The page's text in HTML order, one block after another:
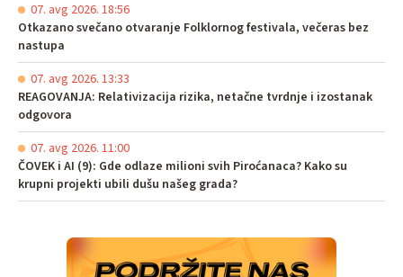
07. avg 2026. 18:56
Otkazano svečano otvaranje Folklornog festivala, večeras bez
nastupa
07. avg 2026. 13:33
REAGOVANJA: Relativizacija rizika, netačne tvrdnje i izostanak
odgovora
07. avg 2026. 11:00
ČOVEK i AI (9): Gde odlaze milioni svih Piroćanaca? Kako su
krupni projekti ubili dušu našeg grada?